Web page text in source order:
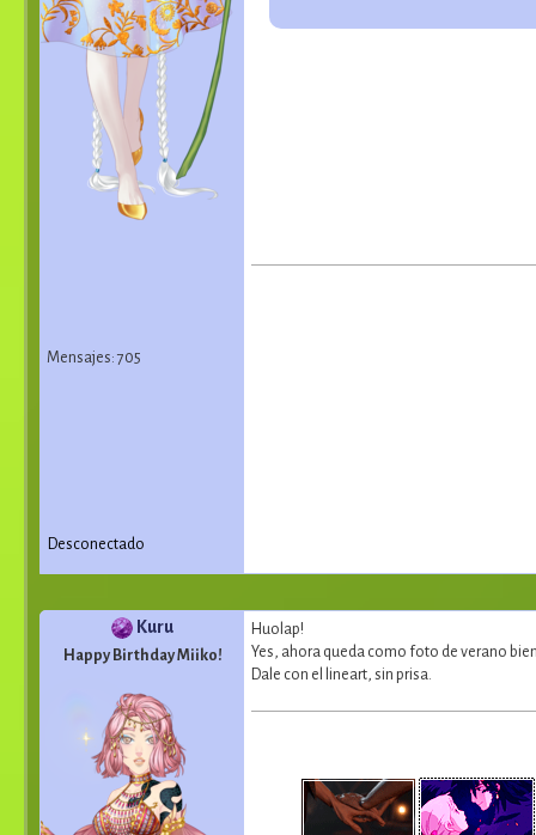
Mensajes: 705
Desconectado
Kuru
Happy Birthday Miiko!
Huolap!
Yes, ahora queda como foto de verano
Dale con el lineart, sin prisa.